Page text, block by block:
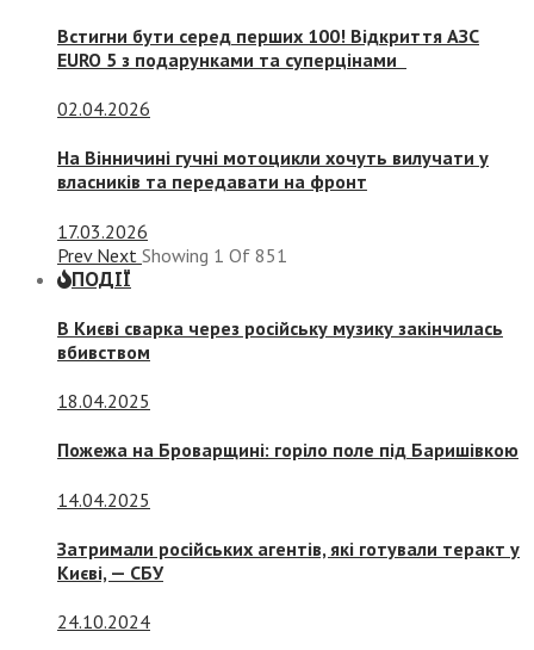
Встигни бути серед перших 100! Відкриття АЗС
EURO 5 з подарунками та суперцінами
02.04.2026
На Вінничині гучні мотоцикли хочуть вилучати у
власників та передавати на фронт
17.03.2026
Prev Next Showing 1 Of 851
ПОДІЇ
В Києві сварка через російську музику закінчилась
вбивством
18.04.2025
Пожежа на Броварщині: горіло поле під Баришівкою
14.04.2025
Затримали російських агентів, які готували теракт у
Києві, — СБУ
24.10.2024